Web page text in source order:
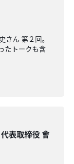
ん 第２回。
たトークも含
表取締役 會